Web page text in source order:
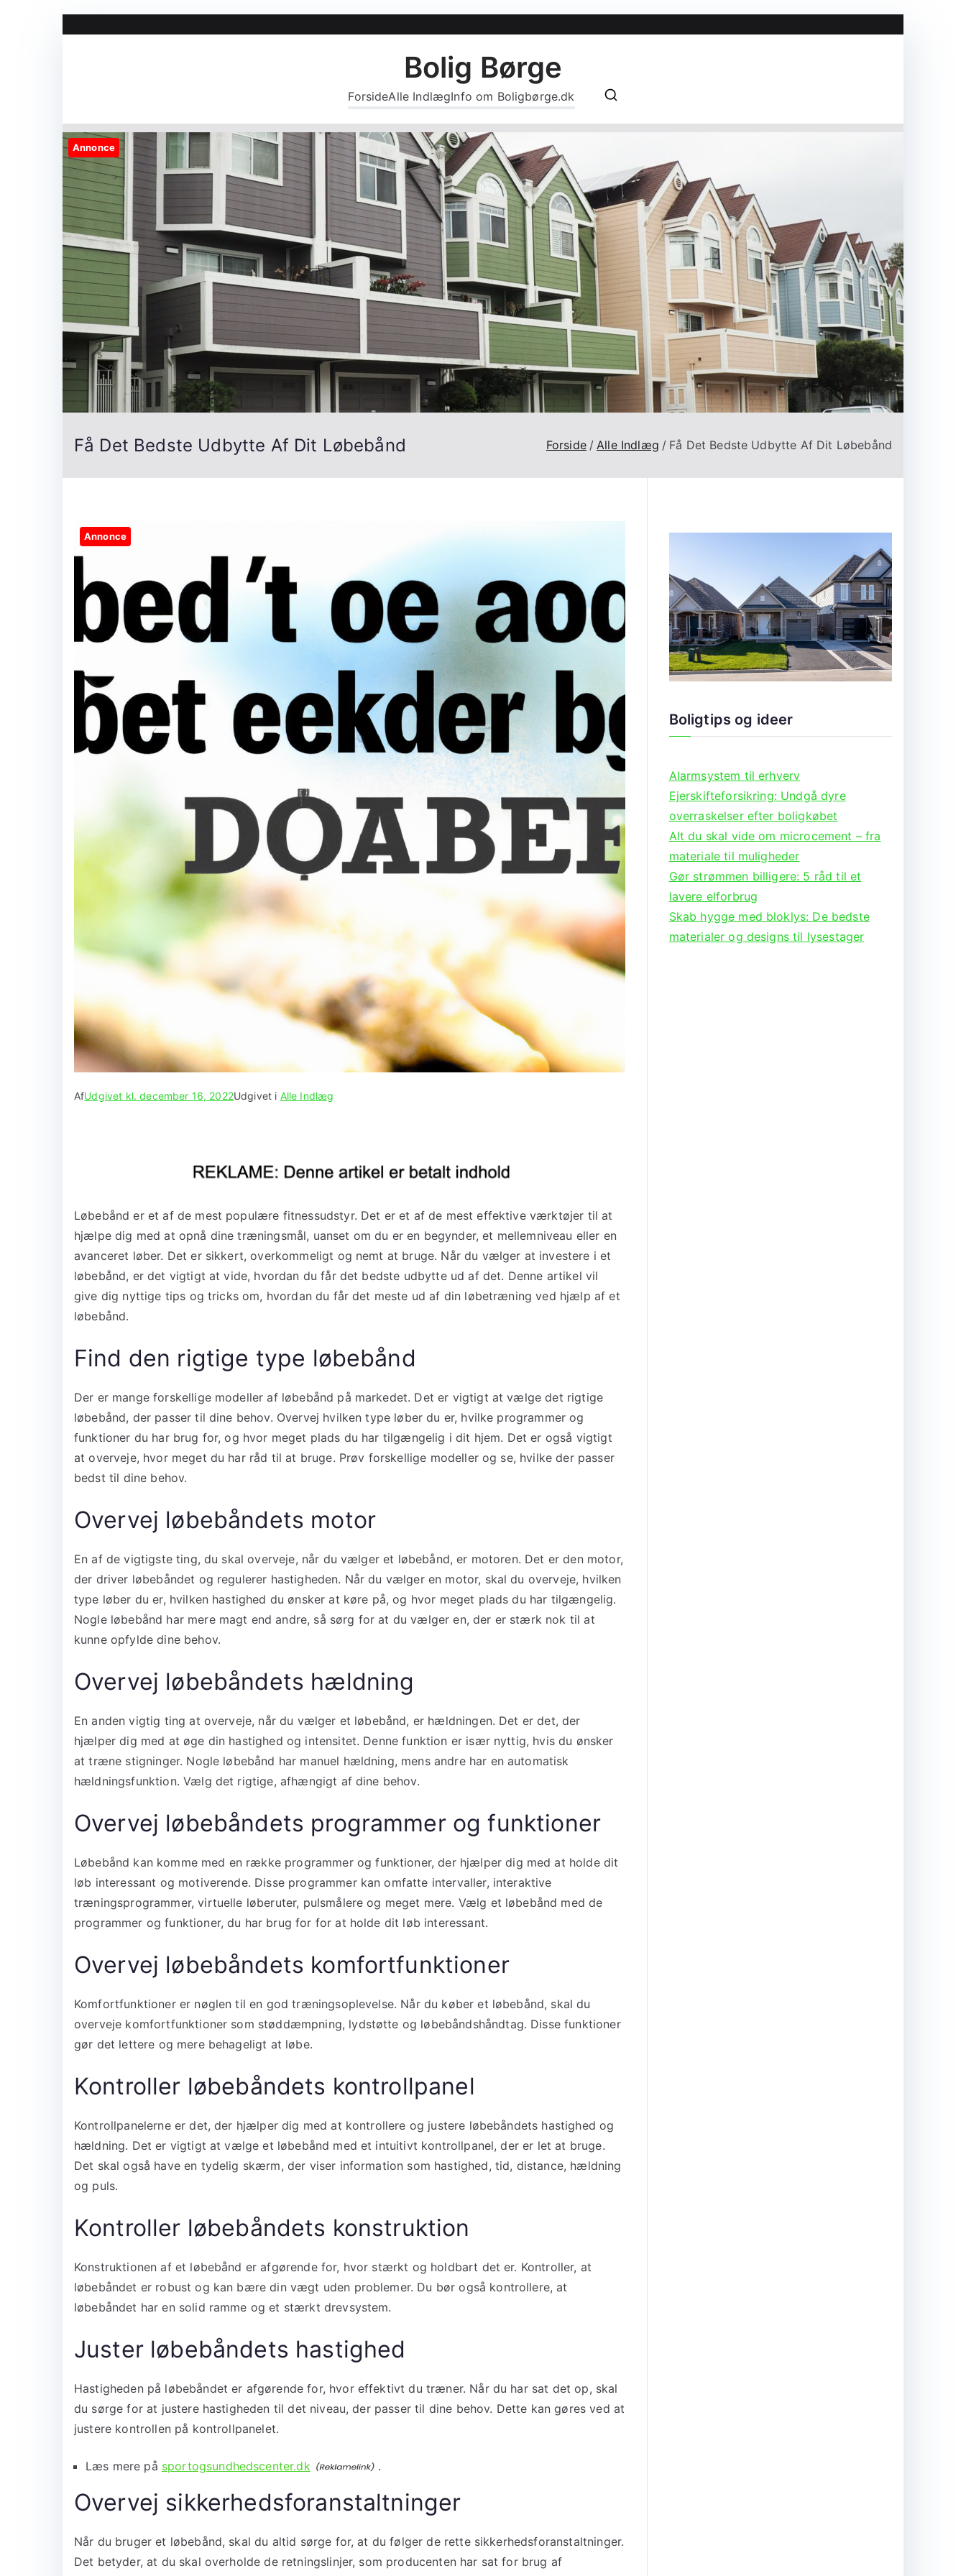
Bolig Børge
ForsideAlle IndlægInfo om Boligbørge.dk
Annonce
Få Det Bedste Udbytte Af Dit Løbebånd Forside Alle Indlæg Få Det Bedste Udbytte Af Dit Løbebånd
Annonce
AfUdgivet kl.december 16, 2022Udgivet i Alle Indlæg
Løbebånd er et af de mest populære fitnessudstyr. Det er et af de mest effektive værktøjer til at
hjælpe dig med at opnå dine træningsmål, uanset om du er en begynder, et mellemniveau eller en
avanceret løber. Det er sikkert, overkommeligt og nemt at bruge. Når du vælger at investere i et
løbebånd, er det vigtigt at vide, hvordan du får det bedste udbytte ud af det. Denne artikel vil
give dig nyttige tips og tricks om, hvordan du får det meste ud af din løbetræning ved hjælp af et
løbebånd.
Find den rigtige type løbebånd
Der er mange forskellige modeller af løbebånd på markedet. Det er vigtigt at vælge det rigtige
løbebånd, der passer til dine behov. Overvej hvilken type løber du er, hvilke programmer og
funktioner du har brug for, og hvor meget plads du har tilgængelig i dit hjem. Det er også vigtigt
at overveje, hvor meget du har råd til at bruge. Prøv forskellige modeller og se, hvilke der passer
bedst til dine behov.
Overvej løbebåndets motor
En af de vigtigste ting, du skal overveje, når du vælger et løbebånd, er motoren. Det er den motor,
der driver løbebåndet og regulerer hastigheden. Når du vælger en motor, skal du overveje, hvilken
type løber du er, hvilken hastighed du ønsker at køre på, og hvor meget plads du har tilgængelig.
Nogle løbebånd har mere magt end andre, så sørg for at du vælger en, der er stærk nok til at
kunne opfylde dine behov.
Overvej løbebåndets hældning
En anden vigtig ting at overveje, når du vælger et løbebånd, er hældningen. Det er det, der
hjælper dig med at øge din hastighed og intensitet. Denne funktion er især nyttig, hvis du ønsker
at træne stigninger. Nogle løbebånd har manuel hældning, mens andre har en automatisk
hældningsfunktion. Vælg det rigtige, afhængigt af dine behov.
Overvej løbebåndets programmer og funktioner
Løbebånd kan komme med en række programmer og funktioner, der hjælper dig med at holde dit
løb interessant og motiverende. Disse programmer kan omfatte intervaller, interaktive
træningsprogrammer, virtuelle løberuter, pulsmålere og meget mere. Vælg et løbebånd med de
programmer og funktioner, du har brug for for at holde dit løb interessant.
Overvej løbebåndets komfortfunktioner
Komfortfunktioner er nøglen til en god træningsoplevelse. Når du køber et løbebånd, skal du
overveje komfortfunktioner som støddæmpning, lydstøtte og løbebåndshåndtag. Disse funktioner
gør det lettere og mere behageligt at løbe.
Kontroller løbebåndets kontrollpanel
Kontrollpanelerne er det, der hjælper dig med at kontrollere og justere løbebåndets hastighed og
hældning. Det er vigtigt at vælge et løbebånd med et intuitivt kontrollpanel, der er let at bruge.
Det skal også have en tydelig skærm, der viser information som hastighed, tid, distance, hældning
og puls.
Kontroller løbebåndets konstruktion
Konstruktionen af et løbebånd er afgørende for, hvor stærkt og holdbart det er. Kontroller, at
løbebåndet er robust og kan bære din vægt uden problemer. Du bør også kontrollere, at
løbebåndet har en solid ramme og et stærkt drevsystem.
Juster løbebåndets hastighed
Hastigheden på løbebåndet er afgørende for, hvor effektivt du træner. Når du har sat det op, skal
du sørge for at justere hastigheden til det niveau, der passer til dine behov. Dette kan gøres ved at
justere kontrollen på kontrollpanelet.
Læs mere på sportogsundhedscenter.dk .
Overvej sikkerhedsforanstaltninger
Når du bruger et løbebånd, skal du altid sørge for, at du følger de rette sikkerhedsforanstaltninger.
Det betyder, at du skal overholde de retningslinjer, som producenten har sat for brug af
Boligtips og ideer
Alarmsystem til erhverv
Ejerskifteforsikring: Undgå dyre
overraskelser efter boligkøbet
Alt du skal vide om microcement – fra
materiale til muligheder
Gør strømmen billigere: 5 råd til et
lavere elforbrug
Skab hygge med bloklys: De bedste
materialer og designs til lysestager